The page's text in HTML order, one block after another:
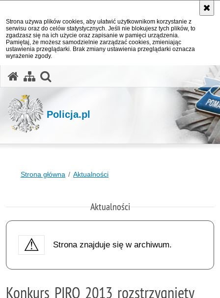
Strona używa plików cookies, aby ułatwić użytkownikom korzystanie z
serwisu oraz do celów statystycznych. Jeśli nie blokujesz tych plików, to
zgadzasz się na ich użycie oraz zapisanie w pamięci urządzenia.
Pamiętaj, że możesz samodzielnie zarządzać cookies, zmieniając
ustawienia przeglądarki. Brak zmiany ustawienia przeglądarki oznacza
wyrażenie zgody.
Policja.pl
Strona główna Aktualności
Aktualności
Strona znajduje się w archiwum.
Konkurs PIRO 2013 rozstrzygnięty